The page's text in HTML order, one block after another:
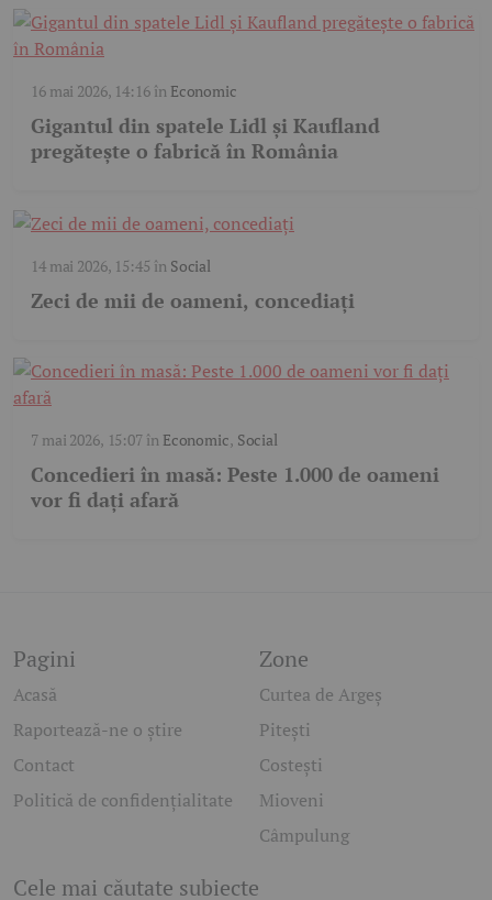
16 mai 2026, 14:16în Economic
Gigantul din spatele Lidl și Kaufland
pregătește o fabrică în România
14 mai 2026, 15:45 în Social
Zeci de mii de oameni, concediați
7 mai 2026, 15:07în Economic, Social
Concedieri în masă: Peste 1.000 de oameni
vor fi dați afară
Pagini
Acasă
Raportează-ne o știre
Contact
Politică de confidențialitate
Zone
Curtea de Argeș
Pitești
Costești
Mioveni
Câmpulung
Cele mai căutate subiecte